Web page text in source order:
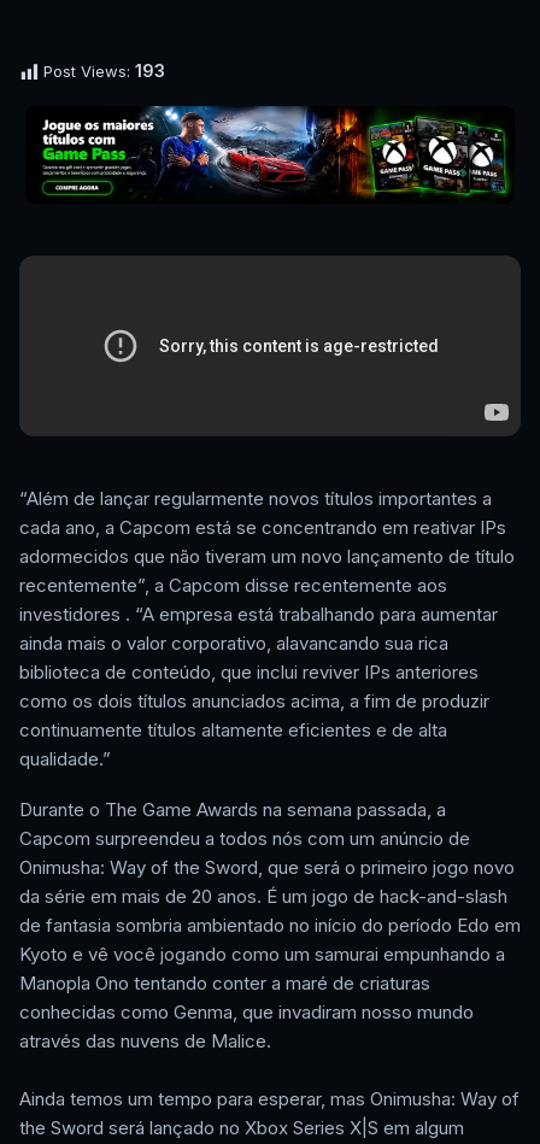
Post Views: 193
“Além de lançar regularmente novos títulos importantes a
cada ano, a Capcom está se concentrando em reativar IPs
adormecidos que não tiveram um novo lançamento de título
recentemente”, a Capcom disse recentemente aos
investidores . “A empresa está trabalhando para aumentar
ainda mais o valor corporativo, alavancando sua rica
biblioteca de conteúdo, que inclui reviver IPs anteriores
como os dois títulos anunciados acima, a fim de produzir
continuamente títulos altamente eficientes e de alta
qualidade.”
Durante o The Game Awards na semana passada, a
Capcom surpreendeu a todos nós com um anúncio de
Onimusha: Way of the Sword, que será o primeiro jogo novo
da série em mais de 20 anos. É um jogo de hack-and-slash
de fantasia sombria ambientado no início do período Edo em
Kyoto e vê você jogando como um samurai empunhando a
Manopla Ono tentando conter a maré de criaturas
conhecidas como Genma, que invadiram nosso mundo
através das nuvens de Malice.
Ainda temos um tempo para esperar, mas Onimusha: Way of
the Sword será lançado no Xbox Series X|S em algum